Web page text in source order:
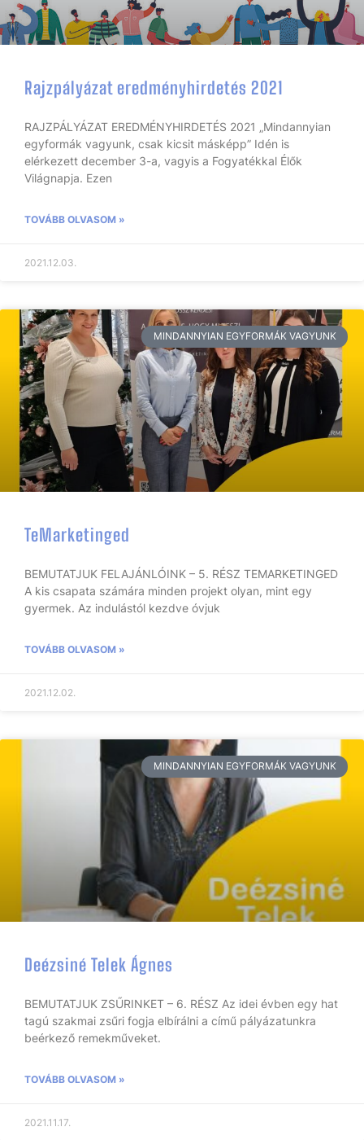
Rajzpályázat eredményhirdetés 2021
RAJZPÁLYÁZAT EREDMÉNYHIRDETÉS 2021 „Mindannyian
egyformák vagyunk, csak kicsit másképp” Idén is
elérkezett december 3-a, vagyis a Fogyatékkal Élők
Világnapja. Ezen
TOVÁBB OLVASOM »
2021.12.03.
MINDANNYIAN EGYFORMÁK VAGYUNK
TeMarketinged
BEMUTATJUK FELAJÁNLÓINK – 5. RÉSZ TEMARKETINGED
A kis csapata számára minden projekt olyan, mint egy
gyermek. Az indulástól kezdve óvjuk
TOVÁBB OLVASOM »
2021.12.02.
MINDANNYIAN EGYFORMÁK VAGYUNK
Deézsiné Telek Ágnes
BEMUTATJUK ZSŰRINKET – 6. RÉSZ Az idei évben egy hat
tagú szakmai zsűri fogja elbírálni a című pályázatunkra
beérkező remekműveket.
TOVÁBB OLVASOM »
2021.11.17.